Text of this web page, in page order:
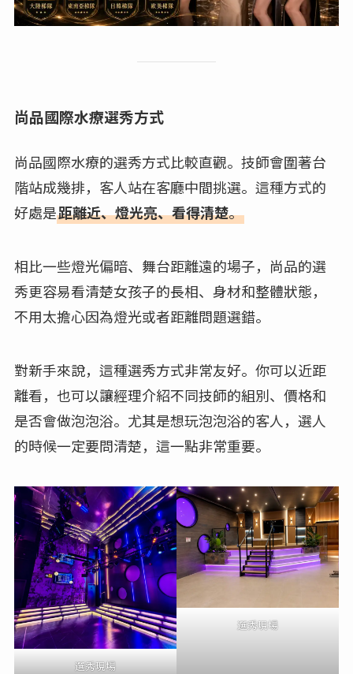
尚品國際水療選秀方式
尚品國際水療的選秀方式比較直觀。技師會圍著台
階站成幾排，客人站在客廳中間挑選。這種方式的
好處是距離近、燈光亮、看得清楚。
相比一些燈光偏暗、舞台距離遠的場子，尚品的選
秀更容易看清楚女孩子的長相、身材和整體狀態，
不用太擔心因為燈光或者距離問題選錯。
對新手來說，這種選秀方式非常友好。你可以近距
離看，也可以讓經理介紹不同技師的組別、價格和
是否會做泡泡浴。尤其是想玩泡泡浴的客人，選人
的時候一定要問清楚，這一點非常重要。
選秀現場
選秀現場